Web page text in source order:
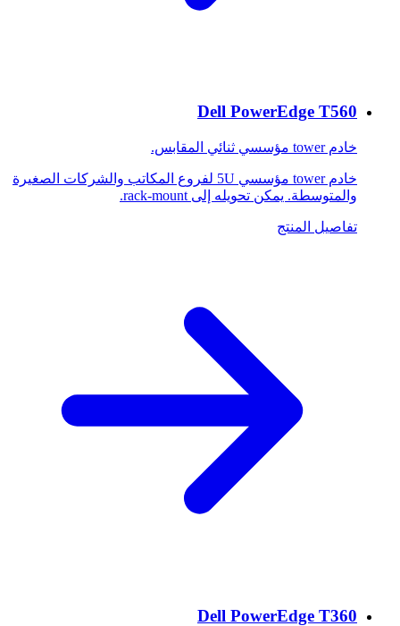
Dell PowerEdge T560
خادم tower مؤسسي ثنائي المقابس.
خادم tower مؤسسي 5U لفروع المكاتب والشركات الصغيرة
والمتوسطة. يمكن تحويله إلى rack-mount.
تفاصيل المنتج
Dell PowerEdge T360